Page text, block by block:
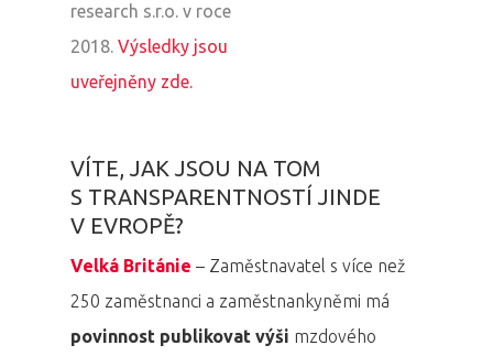
research s.r.o. v roce
2018. Výsledky jsou
uveřejněny zde.
VÍTE, JAK JSOU NA TOM
S TRANSPARENTNOSTÍ JINDE
V EVROPĚ?
Velká Británie – Zaměstnavatel s více než
250 zaměstnanci a zaměstnankyněmi má
povinnost publikovat výši mzdového